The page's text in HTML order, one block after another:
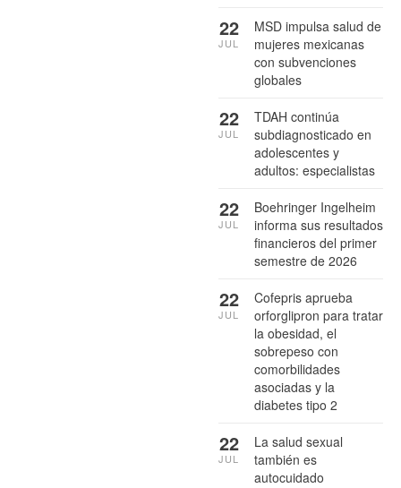
MSD impulsa salud de
mujeres mexicanas
con subvenciones
globales
22
JUL
TDAH continúa
subdiagnosticado en
adolescentes y
adultos: especialistas
22
JUL
Boehringer Ingelheim
informa sus resultados
financieros del primer
semestre de 2026
22
JUL
Cofepris aprueba
orforglipron para tratar
la obesidad, el
sobrepeso con
comorbilidades
asociadas y la
diabetes tipo 2
22
JUL
La salud sexual
también es
autocuidado
22
JUL